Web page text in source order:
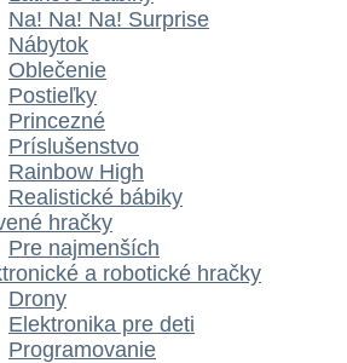
Na! Na! Na! Surprise
Nábytok
Oblečenie
Postieľky
Princezné
Príslušenstvo
Rainbow High
Realistické bábiky
hračky
Pre najmenších
a robotické hračky
Drony
Elektronika pre deti
Programovanie